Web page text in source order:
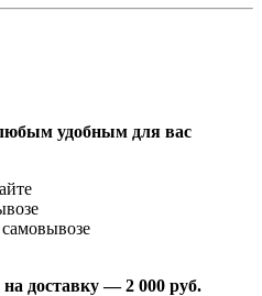
удобным для вас
доставку — 2 000 руб.